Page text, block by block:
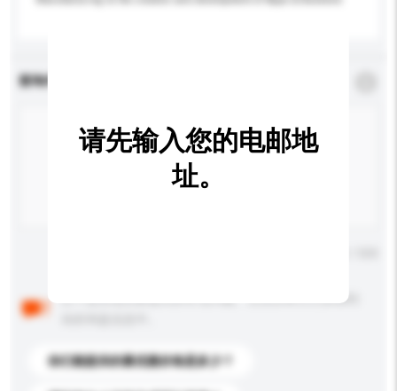
查询内容
以下是其他买家提出的常见问题。点击以将它们添加到
你们能提供的最优惠价格是多少？
请先输入您的电邮地
址。